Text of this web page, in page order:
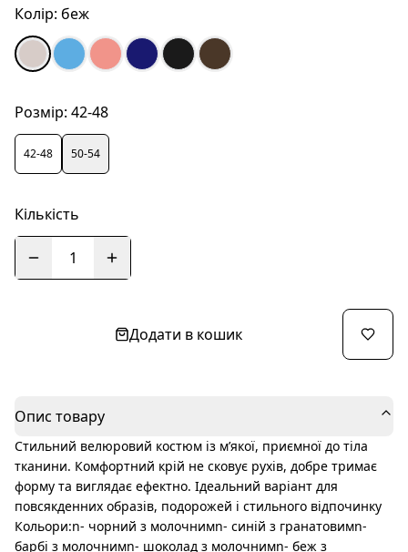
Колір: беж
Розмір: 42-48
42-48 50-54
Кількість
1
Додати в кошик
Опис товару
Стильний велюровий костюм із м’якої, приємної до тіла
тканини. Комфортний крій не сковує рухів, добре тримає
форму та виглядає ефектно. Ідеальний варіант для
повсякденних образів, подорожей і стильного відпочинку
Кольори:n- чорний з молочнимn- синій з гранатовимn-
барбі з молочнимn- шоколад з молочнимn- беж з